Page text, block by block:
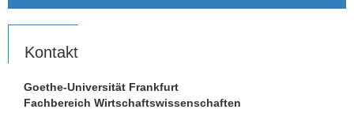
Kontakt
Goethe-Universität Frankfurt
Fachbereich Wirtschaftswissenschaften